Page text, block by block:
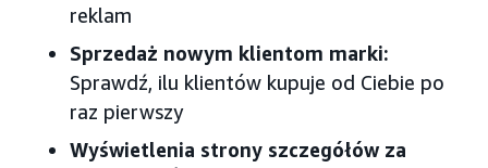
reklam
Sprzedaż nowym klientom marki:
Sprawdź, ilu klientów kupuje od Ciebie po
raz pierwszy
Wyświetlenia strony szczegółów za